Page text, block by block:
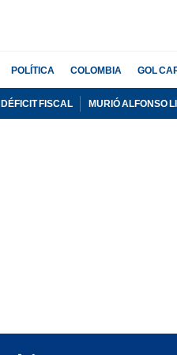
POLÍTICA COLOMBIA GOL
DÉFICIT FISCAL MURIÓ ALFONSO